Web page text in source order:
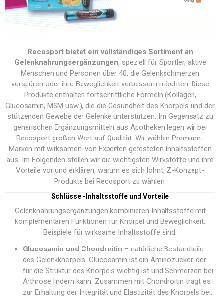
Recosport bietet ein vollständiges Sortiment an
Gelenknahrungsergänzungen, speziell für Sportler, aktive
Menschen und Personen über 40, die Gelenkschmerzen
verspüren oder ihre Beweglichkeit verbessern möchten. Diese
Produkte enthalten fortschrittliche Formeln (Kollagen,
Glucosamin, MSM usw.), die die Gesundheit des Knorpels und der
stützenden Gewebe der Gelenke unterstützen. Im Gegensatz zu
generischen Ergänzungsmitteln aus Apotheken legen wir bei
Recosport großen Wert auf Qualität: Wir wählen Premium-
Marken mit wirksamen, von Experten getesteten Inhaltsstoffen
aus. Im Folgenden stellen wir die wichtigsten Wirkstoffe und ihre
Vorteile vor und erklären, warum es sich lohnt, Z-Konzept-
Produkte bei Recosport zu wählen.
Schlüssel-Inhaltsstoffe und Vorteile
Gelenknahrungsergänzungen kombinieren Inhaltsstoffe mit
komplementären Funktionen für Knorpel und Beweglichkeit.
Beispiele für wirksame Inhaltsstoffe sind:
Glucosamin und Chondroitin – natürliche Bestandteile
des Gelenkknorpels. Glucosamin ist ein Aminozucker, der
für die Struktur des Knorpels wichtig ist und Schmerzen bei
Arthrose lindern kann. Zusammen mit Chondroitin trägt es
zur Erhaltung der Integrität und Elastizität des Knorpels bei.